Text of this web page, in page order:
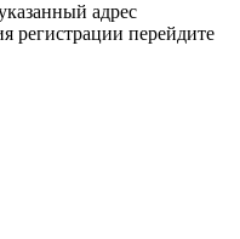
адрес
регистрации перейдите